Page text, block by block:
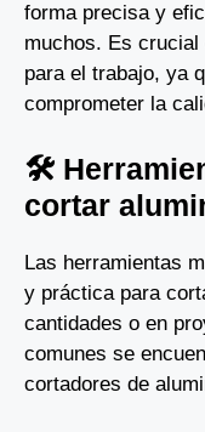
forma precisa y
muchos. Es crucial
para el trabajo, ya
comprometer la
🛠️
cortar
Las herramientas
y práctica para
cantidades o en
comunes se
cortadores de